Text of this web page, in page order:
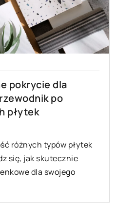
pokrycie dla
po
płytek
różnych typów płytek
się, jak skutecznie
dla swojego